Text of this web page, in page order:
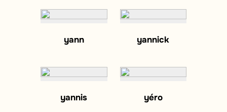
yann yannick
yannis yéro